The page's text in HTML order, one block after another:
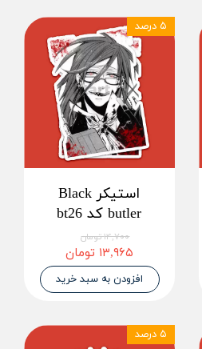
استیکر Black
butler کد bt26
۱۴,۷۰۰ تومان
۱۳,۹۶۵ تومان
افزودن به سبد خرید
۵ درصد
۵ درصد